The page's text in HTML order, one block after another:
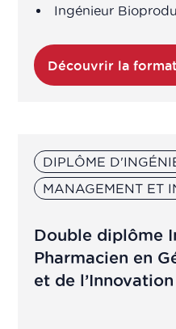
Auditeur QSE
Bio-informaticien
Business
Ingénieur
Découvrir la
DIPLÔME
MANAGEMENT ET
Double diplôme
Pharmacien en
et de l’Innovation